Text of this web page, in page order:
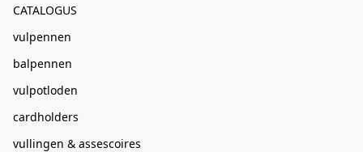
CATALOGUS
vulpennen
balpennen
vulpotloden
cardholders
vullingen & assescoires